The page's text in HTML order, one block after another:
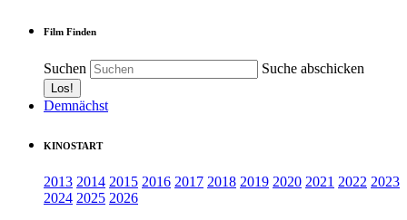
Film Finden
Suchen Suche abschicken
Demnächst
KINOSTART
2013 2014 2015 2016 2017 2018 2019 2020 2021 2022 2023
2024 2025 2026